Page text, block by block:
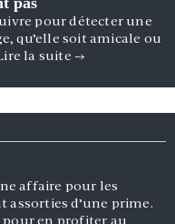
pour détecter une
qu’elle soit amicale ou
la suite →
affaire pour les
assorties d’une prime.
pour en profiter au